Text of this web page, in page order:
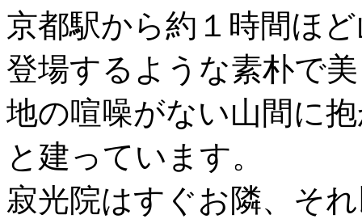
京都駅から約１時間ほ
登場するような素朴で
地の喧噪がない山間に
と建っています。
寂光院はすぐお隣、そ